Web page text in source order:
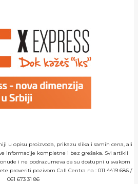
u opisu proizvoda, prikazu slika i samih cena, ali
informacije kompletne i bez grešaka. Svi artikli
i ne podrazumeva da su dostupni u svakom
proveriti pozivom Call Centra na : 011 4419 686 /
061 673 31 86